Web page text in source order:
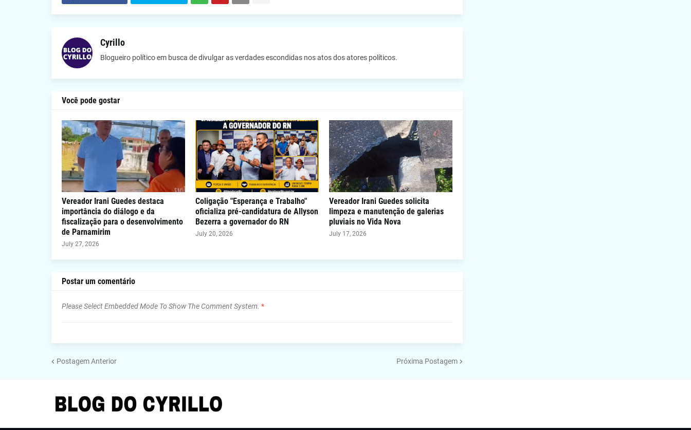
Cyrillo
Blogueiro político em busca de divulgar as verdades escondidas nos atos dos atores políticos.
Você pode gostar
Vereador Irani Guedes destaca
importância do diálogo e da
fiscalização para o desenvolvimento
de Parnamirim
July 27, 2026
Coligação "Esperança e Trabalho"
oficializa pré-candidatura de Allyson
Bezerra a governador do RN
July 20, 2026
Vereador Irani Guedes solicita
limpeza e manutenção de galerias
pluviais no Vida Nova
July 17, 2026
Postar um comentário
Please Select Embedded Mode To Show The Comment System. *
Postagem Anterior Próxima Postagem